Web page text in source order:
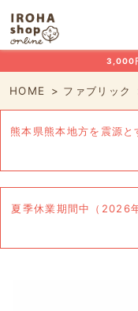
3,000
HOME ファブリック
熊本県熊本地方を震源
夏季休業期間中（2026